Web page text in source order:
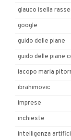
glauco isella
google
guido delle piane
guido delle piane
iacopo maria
ibrahimovic
imprese
inchieste
intelligenza